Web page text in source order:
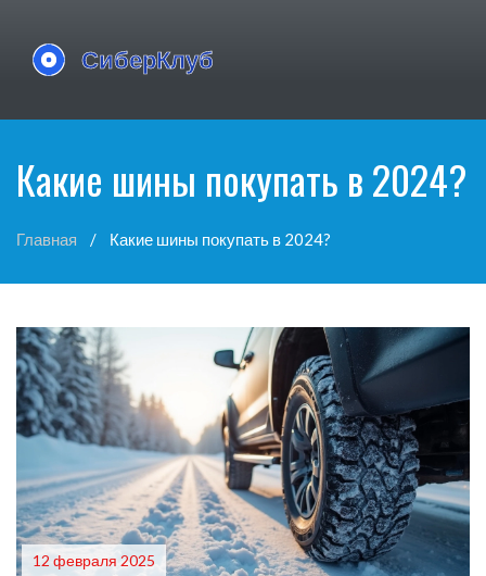
Какие шины покупать в 2024?
Главная Какие шины покупать в 2024?
12 февраля 2025